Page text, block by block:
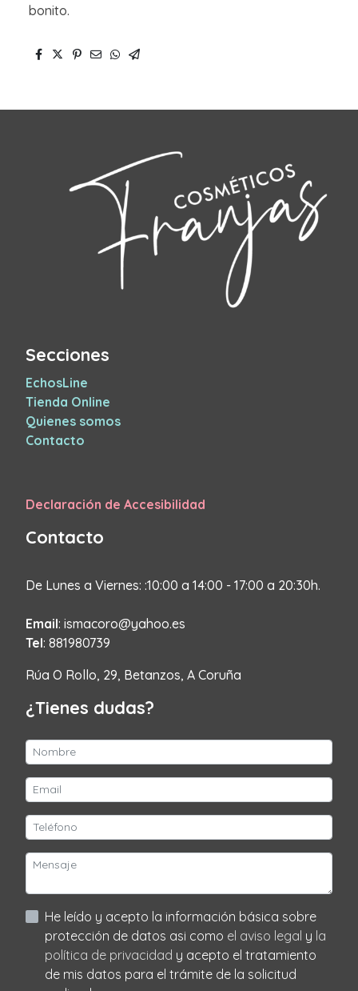
bonito.
Secciones
EchosLine
Tienda Online
Quienes somos
Contacto
Declaración de Accesibilidad
Contacto
De Lunes a Viernes: :10:00 a 14:00 - 17:00 a 20:30h.
Email: ismacoro@yahoo.es
Tel: 881980739
Rúa O Rollo, 29, Betanzos, A Coruña
¿Tienes dudas?
He leído y acepto la información básica sobre
protección de datos asi como el aviso legal y la
política de privacidad y acepto el tratamiento
de mis datos para el trámite de la solicitud